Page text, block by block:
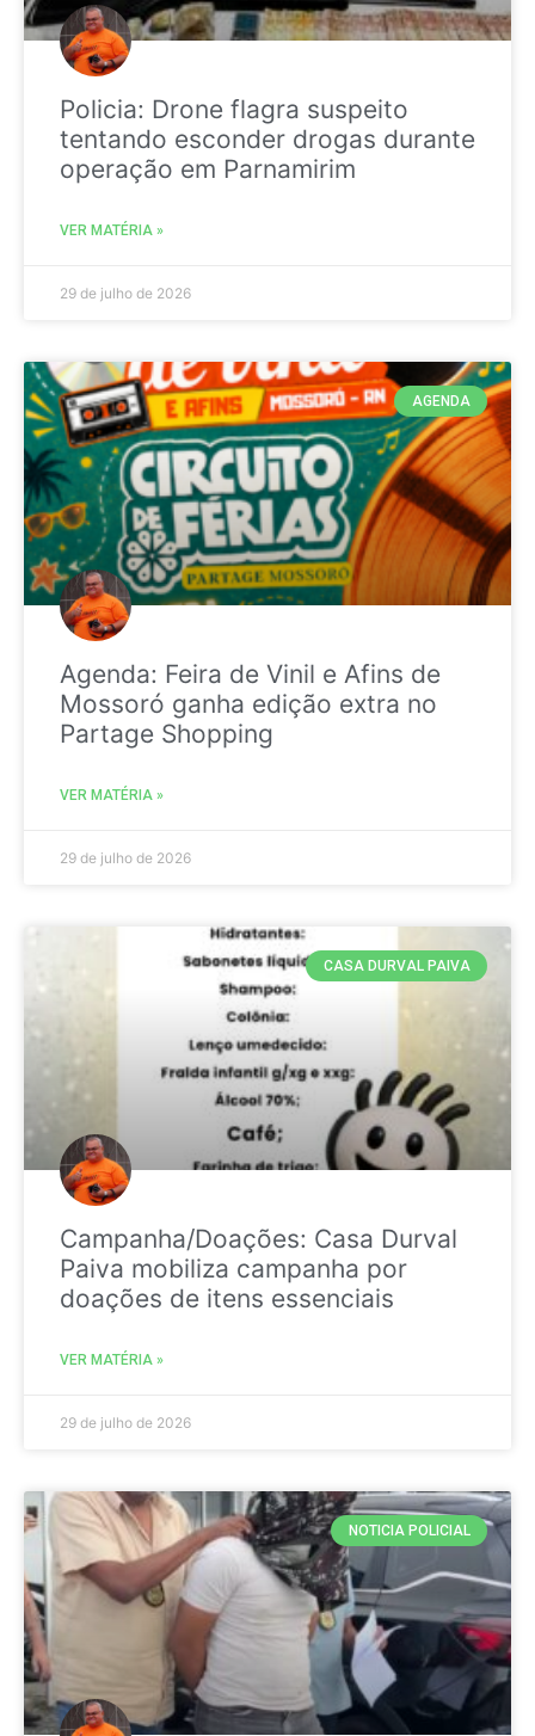
Policia: Drone flagra suspeito
tentando esconder drogas durante
operação em Parnamirim
VER MATÉRIA »
29 de julho de 2026
AGENDA
Agenda: Feira de Vinil e Afins de
Mossoró ganha edição extra no
Partage Shopping
VER MATÉRIA »
29 de julho de 2026
CASA DURVAL PAIVA
Campanha/Doações: Casa Durval
Paiva mobiliza campanha por
doações de itens essenciais
VER MATÉRIA »
29 de julho de 2026
NOTICIA POLICIAL